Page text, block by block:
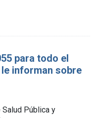
para todo el
informan sobre
Pública y